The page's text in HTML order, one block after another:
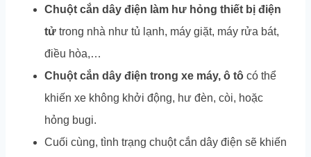
Chuột cắn dây điện làm hư hỏng thiết bị điện
tử trong nhà như tủ lạnh, máy giặt, máy rửa bát,
điều hòa,…
Chuột cắn dây điện trong xe máy, ô tô có thể
khiến xe không khởi động, hư đèn, còi, hoặc
hỏng bugi.
Cuối cùng, tình trạng chuột cắn dây điện sẽ khiến